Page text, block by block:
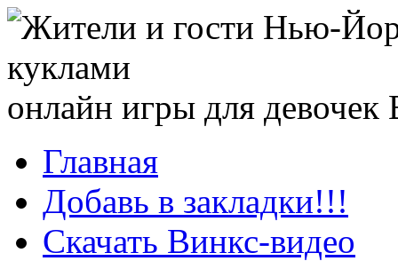
онлайн игры для девочек
Главная
Добавь в закладки!!!
Скачать Винкс-видео